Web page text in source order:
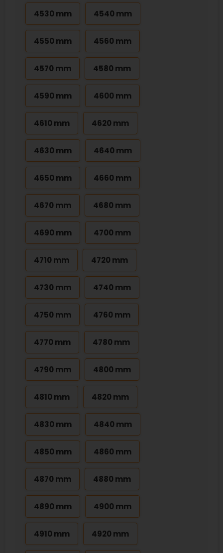
4530 mm 4540 mm
4550 mm 4560 mm
4570 mm 4580 mm
4590 mm 4600 mm
4610 mm 4620 mm
4630 mm 4640 mm
4650 mm 4660 mm
4670 mm 4680 mm
4690 mm 4700 mm
4710 mm 4720 mm
4730 mm 4740 mm
4750 mm 4760 mm
4770 mm 4780 mm
4790 mm 4800 mm
4810 mm 4820 mm
4830 mm 4840 mm
4850 mm 4860 mm
4870 mm 4880 mm
4890 mm 4900 mm
4910 mm 4920 mm